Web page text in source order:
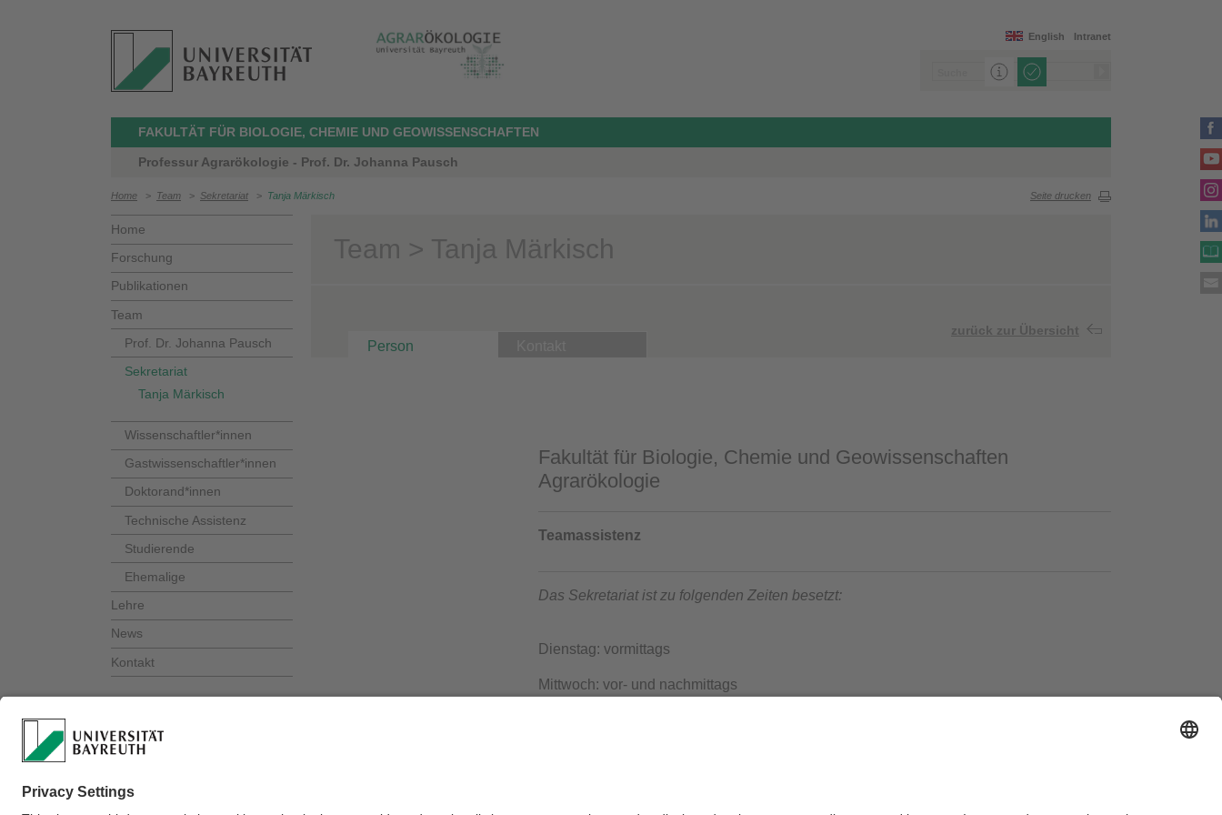
Intranet
English
FAKULTÄT FÜR BIOLOGIE, CHEMIE UND GEOWISSENSCHAFTEN
Professur Agrarökologie - Prof. Dr. Johanna Pausch
Home > Team > Sekretariat > Tanja Märkisch Seite drucken
Home
Forschung
Publikationen
Team
Prof. Dr. Johanna Pausch
Sekretariat
Tanja Märkisch
Wissenschaftler*innen
Gastwissenschaftler*innen
Doktorand*innen
Technische Assistenz
Studierende
Ehemalige
Lehre
News
Kontakt
Team > Tanja Märkisch
zurück zur Übersicht
Person
Fakultät für Biologie, Chemie und Geowissenschaften
Agrarökologie
Teamassistenz
Das Sekretariat ist zu folgenden Zeiten besetzt:
Dienstag: vormittags
Mittwoch: vor- und nachmittags
Datenschutz / Disclaimer Barrierefreiheitserklärung Impressum Hausordnung Sitemap Kontakt